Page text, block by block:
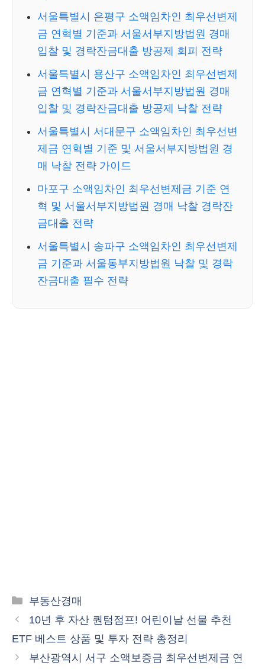
서울특별시 은평구 소액임차인 최우선변제
금 연혁별 기준과 서울서부지방법원 경매
입찰 및 경락잔금대출 방공제 회피 전략
서울특별시 용산구 소액임차인 최우선변제
금 연혁별 기준과 서울서부지방법원 경매
입찰 및 경락잔금대출 방공제 낙찰 전략
서울특별시 서대문구 소액임차인 최우선변
제금 연혁별 기준 및 서울서부지방법원 경
매 낙찰 전략 가이드
마포구 소액임차인 최우선변제금 기준 연
혁 및 서울서부지방법원 경매 낙찰 경락잔
금대출 전략
서울특별시 송파구 소액임차인 최우선변제
금 기준과 서울동부지방법원 낙찰 및 경락
잔금대출 필수 전략
카
테
부동산경매
10년 후 자산 퀀텀점프! 어린이날 선물 추천
ETF 베스트 상품 및 투자 전략 총정리
부산광역시 서구 소액보증금 최우선변제금 연